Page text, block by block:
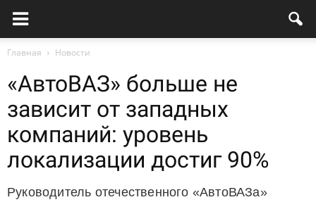
Главная Новости
«АвтоВАЗ» больше не
зависит от западных
компаний: уровень
локализации достиг 90%
Руководитель отечественного «АвтоВАЗа»